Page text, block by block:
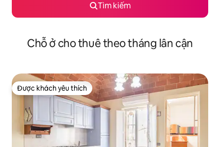
Tìm kiếm
Chỗ ở cho thuê theo tháng lân cận
Được khách yêu thích
Được khách yêu thích